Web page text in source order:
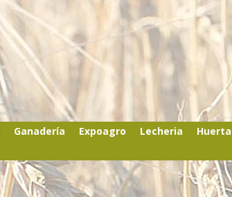
Ganadería Expoagro Lecheria